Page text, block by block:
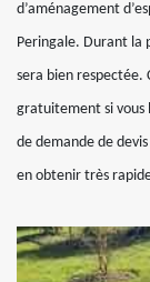
d’aménagement
Peringale. Durant la
sera bien respectée.
gratuitement si vous
de demande de
en obtenir très